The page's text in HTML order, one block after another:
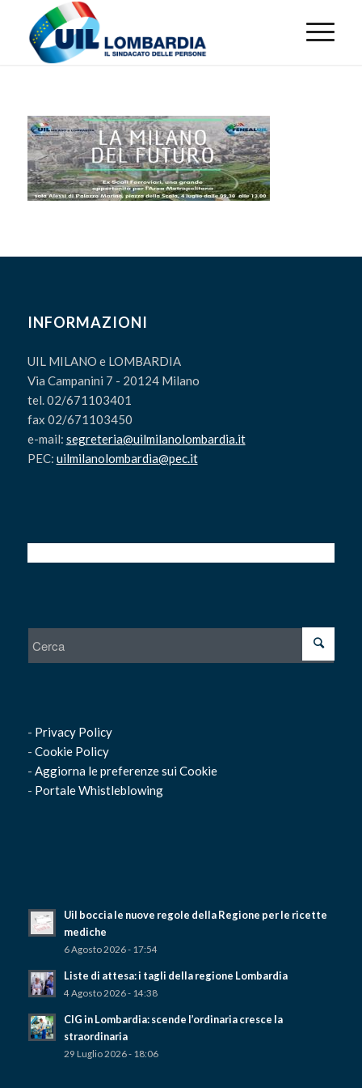
INFORMAZIONI
UIL MILANO e LOMBARDIA
Via Campanini 7 - 20124 Milano
tel. 02/671103401
fax 02/671103450
e-mail: segreteria@uilmilanolombardia.it
PEC: uilmilanolombardia@pec.it
- Privacy Policy
- Cookie Policy
- Aggiorna le preferenze sui Cookie
- Portale Whistleblowing
Uil boccia le nuove regole della Regione per le ricette
mediche
6 Agosto 2026 - 17:54
Liste di attesa: i tagli della regione Lombardia
4 Agosto 2026 - 14:38
CIG in Lombardia: scende l’ordinaria cresce la
straordinaria
29 Luglio 2026 - 18:06